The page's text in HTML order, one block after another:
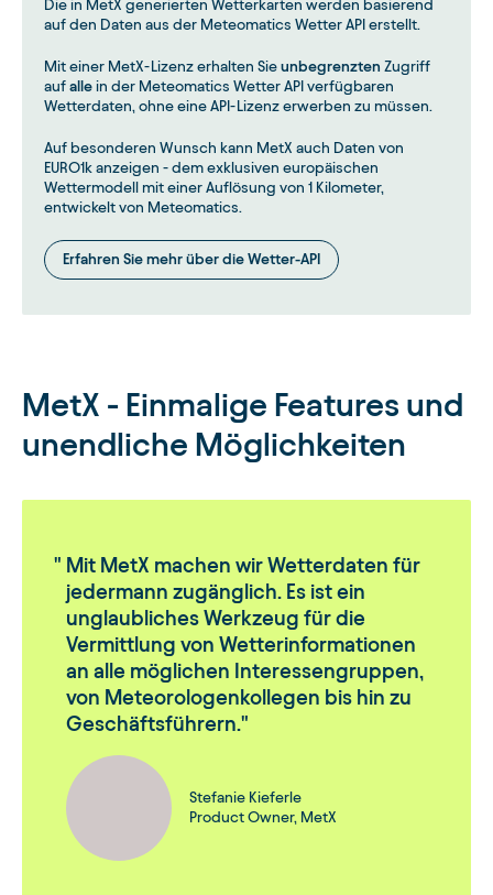
Die in MetX generierten Wetterkarten werden basierend
auf den Daten aus der Meteomatics Wetter API erstellt.
Mit einer MetX-Lizenz erhalten Sie unbegrenzten Zugriff
auf alle in der Meteomatics Wetter API verfügbaren
Wetterdaten, ohne eine API-Lizenz erwerben zu müssen.
Auf besonderen Wunsch kann MetX auch Daten von
EURO1k anzeigen - dem exklusiven europäischen
Wettermodell mit einer Auflösung von 1 Kilometer,
entwickelt von Meteomatics.
Erfahren Sie mehr über die Wetter-API
MetX - Einmalige Features und
unendliche Möglichkeiten
Stefanie Kieferle
Product Owner, MetX
Mit MetX machen wir Wetterdaten für
jedermann zugänglich. Es ist ein
unglaubliches Werkzeug für die
Vermittlung von Wetterinformationen
an alle möglichen Interessengruppen,
von Meteorologenkollegen bis hin zu
Geschäftsführern.